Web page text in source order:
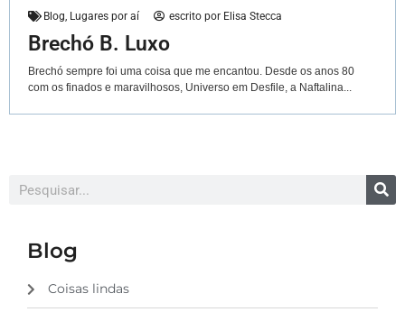
Blog Lugares por aí escrito por Elisa Stecca
Brechó B. Luxo
Brechó sempre foi uma coisa que me encantou. Desde os anos 80
com os finados e maravilhosos, Universo em Desfile, a Naftalina...
Blog
Coisas lindas